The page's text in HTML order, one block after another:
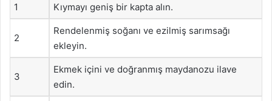
1 Kıymayı geniş bir kapta alın.
2
Rendelenmiş soğanı ve ezilmiş sarımsağı
ekleyin.
3
Ekmek içini ve doğranmış maydanozu ilave
edin.